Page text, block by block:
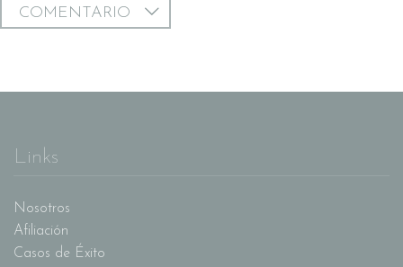
COMENTARIO
Links
Nosotros
Afiliación
Casos de Éxito